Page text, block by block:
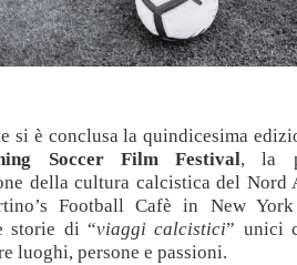
si è conclusa la quindicesima
Soccer Film Festival, la
della cultura calcistica del Nord
Football Cafè in New
storie di “viaggi calcistici” unici
luoghi, persone e passioni.